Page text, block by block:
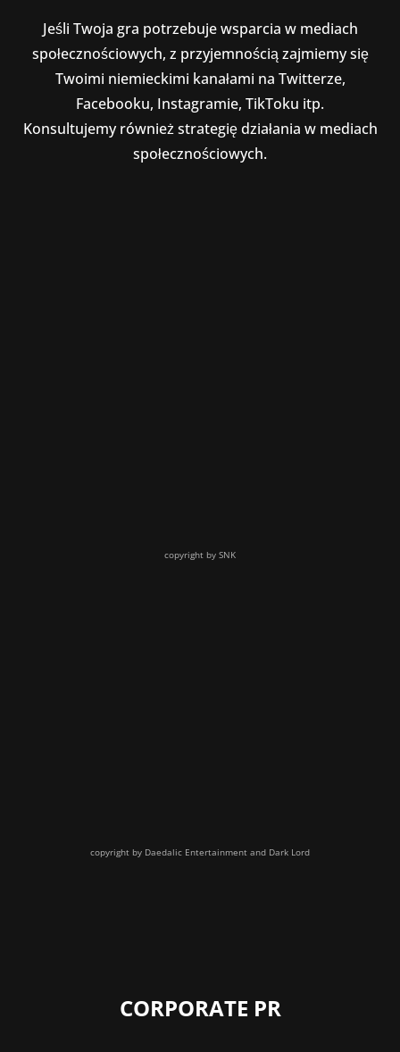
Jeśli Twoja gra potrzebuje wsparcia w mediach
społecznościowych, z przyjemnością zajmiemy się
Twoimi niemieckimi kanałami na Twitterze,
Facebooku, Instagramie, TikToku itp.
Konsultujemy również strategię działania w mediach
społecznościowych.
copyright by SNK
copyright by Daedalic Entertainment and Dark Lord
CORPORATE PR